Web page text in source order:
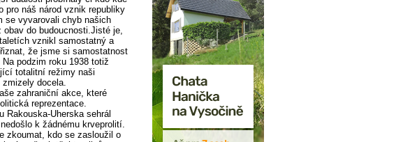
pro náš národ vznik republiky
se vyvarovali chyb našich
do budoucnosti.Jisté je,
vznikl samostatný a
že jsme si samostatnost
podzim roku 1938 totiž
totalitní režimy naši
docela.
zahraniční akce, které
reprezentace.
Rakouska-Uherska sehrál
k žádnému krveprolití.
zkoumat, kdo se zasloužil o